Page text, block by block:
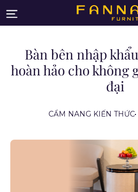
Bàn bên nhập
hoàn hảo cho không
đại
CẨM NANG KIẾN THỨC